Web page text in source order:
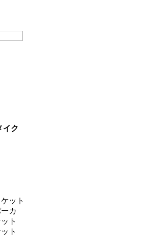
イク
ット
カ
ト
ト